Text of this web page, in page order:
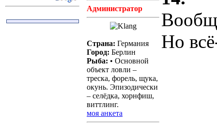
Администратор
Страна: Германия
Город: Берлин
Рыба: • Основной
объект ловли –
треска, форель, щука,
окунь. Эпизодически
– селёдка, хорнфиш,
виттлинг.
моя анкета
Но